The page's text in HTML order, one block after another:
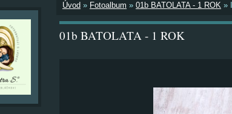
Úvod » Fotoalbum » 01b BATOLATA - 1 ROK »
01b BATOLATA - 1 ROK